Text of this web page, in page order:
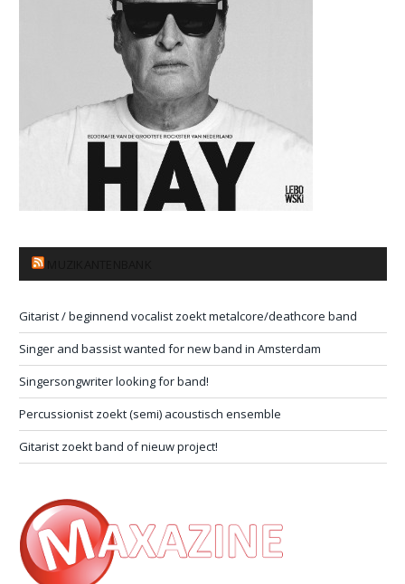
Gitarist / beginnend vocalist zoekt metalcore/deathcore band
Singer and bassist wanted for new band in Amsterdam
Singersongwriter looking for band!
Percussionist zoekt (semi) acoustisch ensemble
Gitarist zoekt band of nieuw project!